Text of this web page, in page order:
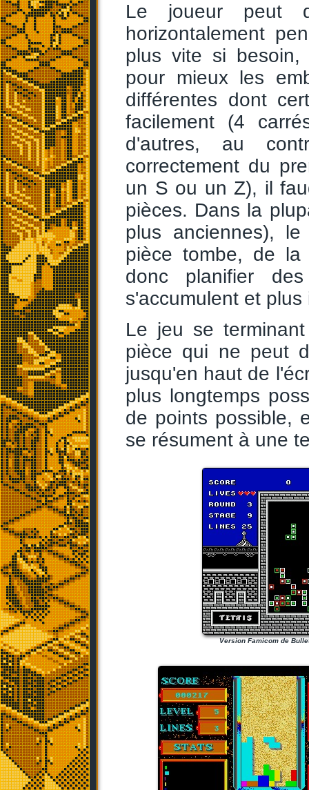
Le joueur peut
horizontalement
plus vite si besoin,
pour mieux les
différentes dont
facilement (4
d'autres, au
correctement du
un S ou un Z), il
pièces. Dans la
plus anciennes),
pièce tombe, de
donc planifier
s'accumulent et
Le jeu se
pièce qui ne peut
jusqu'en haut de
plus longtemps
de points possible,
se résument à une
Version Famicom de